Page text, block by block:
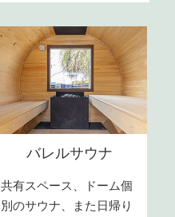
バレルサウナ
共有スペース、ドーム個
別のサウナ、また日帰り